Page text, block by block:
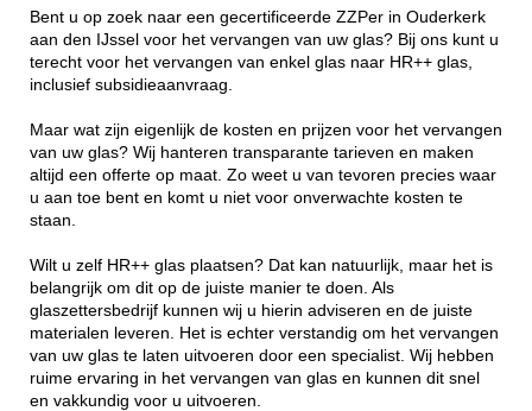
Bent u op zoek naar een gecertificeerde ZZPer in Ouderkerk
aan den IJssel voor het vervangen van uw glas? Bij ons kunt u
terecht voor het vervangen van enkel glas naar HR++ glas,
inclusief subsidieaanvraag.
Maar wat zijn eigenlijk de kosten en prijzen voor het vervangen
van uw glas? Wij hanteren transparante tarieven en maken
altijd een offerte op maat. Zo weet u van tevoren precies waar
u aan toe bent en komt u niet voor onverwachte kosten te
staan.
Wilt u zelf HR++ glas plaatsen? Dat kan natuurlijk, maar het is
belangrijk om dit op de juiste manier te doen. Als
glaszettersbedrijf kunnen wij u hierin adviseren en de juiste
materialen leveren. Het is echter verstandig om het vervangen
van uw glas te laten uitvoeren door een specialist. Wij hebben
ruime ervaring in het vervangen van glas en kunnen dit snel
en vakkundig voor u uitvoeren.